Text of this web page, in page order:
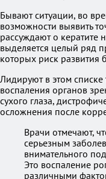
Бывают ситуации, во
возможности выявить
рассуждают о кератите
выделяется целый ряд
которых риск развития
Лидируют в этом
воспаления органов
сухого глаза,
осложнения после
Врачи отмечают,
серьезным
внимательного
Это воспаление
различными